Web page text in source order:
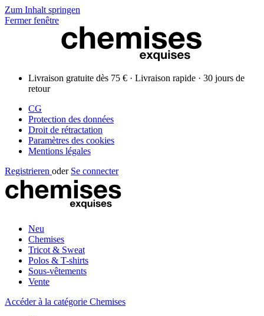
Zum Inhalt springen
Fermer fenêtre
Livraison gratuite dès 75 € · Livraison rapide · 30 jours de
retour
CG
Protection des données
Droit de rétractation
Paramètres des cookies
Mentions légales
Registrieren oder Se connecter
Neu
Chemises
Tricot & Sweat
Polos & T-shirts
Sous-vêtements
Vente
Accéder à la catégorie Chemises